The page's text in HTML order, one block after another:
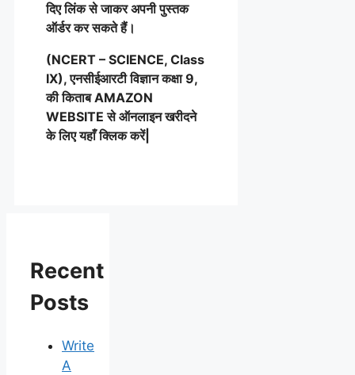
दिए लिंक से जाकर अपनी पुस्तक
ऑर्डर कर सकते हैं।
(NCERT – SCIENCE, Class
IX), एनसीईआरटी विज्ञान कक्षा 9,
की किताब AMAZON
WEBSITE से ऑनलाइन खरीदने
के लिए यहाँ क्लिक करें|
Recent
Posts
Write
A